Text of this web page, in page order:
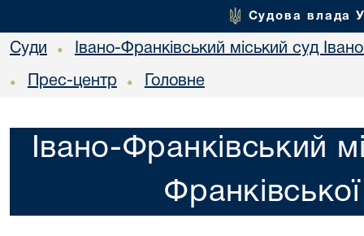
Судова влада
Суди • Івано-Франківський міський суд
• Прес-центр • Головне
Івано-Франківський